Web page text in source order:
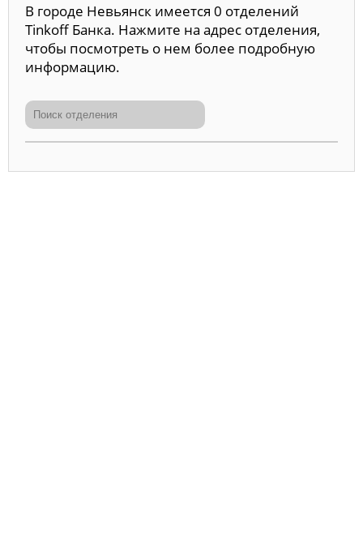
В городе Невьянск имеется 0 отделений
Tinkoff Банка. Нажмите на адрес отделения,
чтобы посмотреть о нем более подробную
информацию.